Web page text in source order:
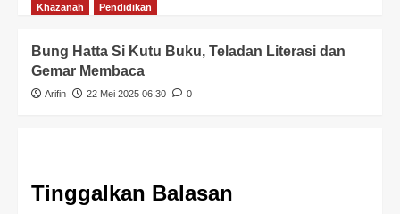
Khazanah
Pendidikan
Bung Hatta Si Kutu Buku, Teladan Literasi dan
Gemar Membaca
Arifin 22 Mei 2025 06:30 0
Tinggalkan Balasan